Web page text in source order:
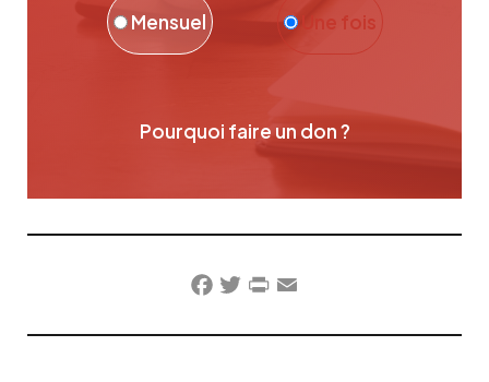
Une fois
Mensuel
Pourquoi faire un don ?
Facebook
TwitterPrintFriendly
Email